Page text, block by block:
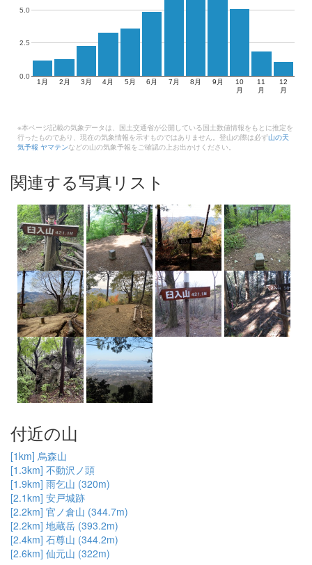
1月 2月 3月 4月 5月 6月 7月 8月 9月
10
月
11
月
12
月
0.0
2.5
5.0
※本ページ記載の気象データは、国土交通省が公開している国土数値情報をもとに推定を
行ったものであり、現在の気象情報を示すものではありません。登山の際は必ず山の天
気予報 ヤマテンなどの山の気象予報をご確認の上お出かけください。
関連する写真リスト
付近の山
[1km] 烏森山
[1.3km] 不動沢ノ頭
[1.9km] 雨乞山 (320m)
[2.1km] 安戸城跡
[2.2km] 官ノ倉山 (344.7m)
[2.2km] 地蔵岳 (393.2m)
[2.4km] 石尊山 (344.2m)
[2.6km] 仙元山 (322m)